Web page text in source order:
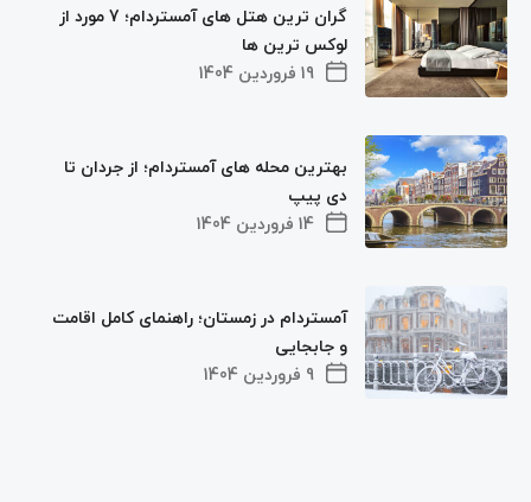
19 فروردین 1404
گران ترین هتل های آمستردام؛ 7 مورد از
لوکس ترین ها
14 فروردین 1404
بهترین محله های آمستردام؛ از جردان تا
دی پیپ
9 فروردین 1404
آمستردام در زمستان؛ راهنمای کامل اقامت
و جابجایی